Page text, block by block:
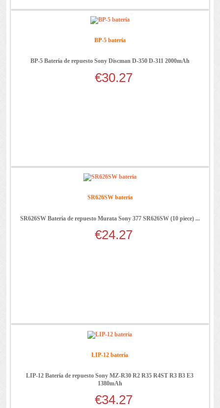
BP-5 batería
BP-5 Batería de repuesto Sony Discman D-350 D-311 2000mAh
€30.27
SR626SW batería
SR626SW Batería de repuesto Murata Sony 377 SR626SW (10 piece) ...
€24.27
LIP-12 batería
LIP-12 Batería de repuesto Sony MZ-R30 R2 R35 R4ST R3 B3 E3
1380mAh
€34.27